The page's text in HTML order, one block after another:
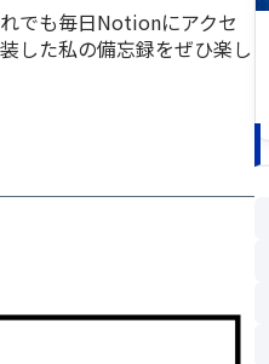
でも毎日Notionにアクセ
した私の備忘録をぜひ楽し